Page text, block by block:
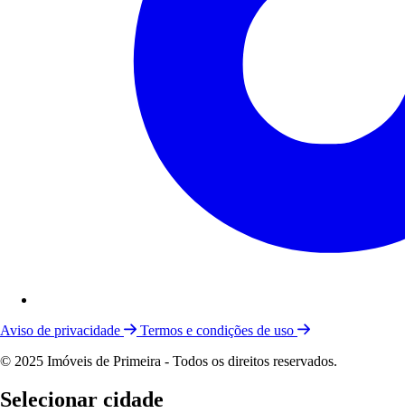
Aviso de privacidade
Termos e condições de uso
© 2025 Imóveis de Primeira - Todos os direitos reservados.
Selecionar cidade